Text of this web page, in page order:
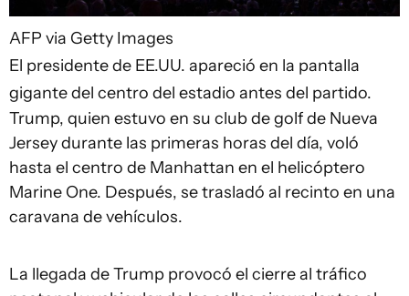
AFP via Getty Images
El presidente de EE.UU. apareció en la pantalla
gigante del centro del estadio antes del partido.
Trump, quien estuvo en su club de golf de Nueva
Jersey durante las primeras horas del día, voló
hasta el centro de Manhattan en el helicóptero
Marine One. Después, se trasladó al recinto en una
caravana de vehículos.
La llegada de Trump provocó el cierre al tráfico